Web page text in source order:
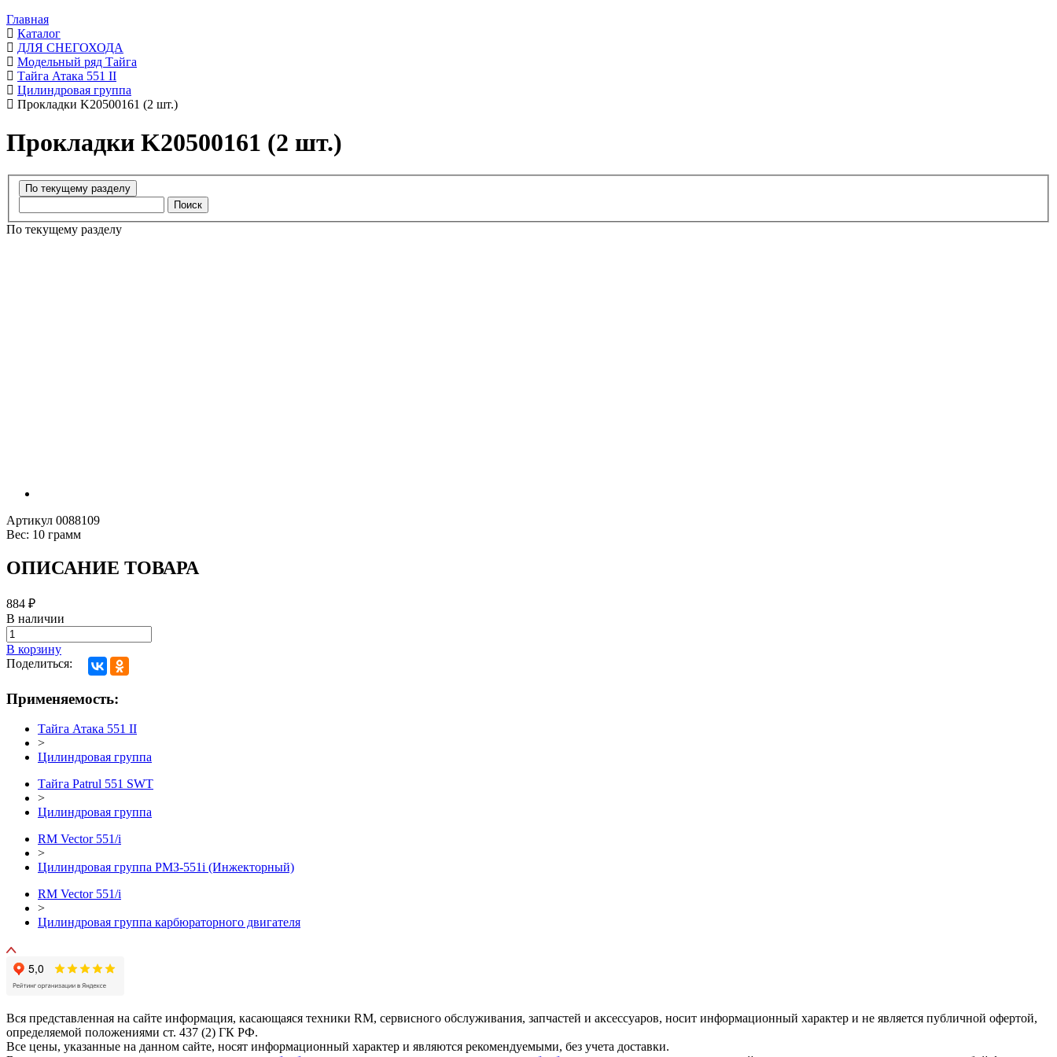
Главная
Каталог
ДЛЯ СНЕГОХОДА
Модельный ряд Тайга
Тайга Атака 551 II
Цилиндровая группа
Прокладки K20500161 (2 шт.)
Прокладки K20500161 (2 шт.)
Поиск
По текущему разделу
Артикул 0088109
Вес: 10 грамм
ОПИСАНИЕ ТОВАРА
884 ₽
В наличии
В корзину
Поделиться:
Применяемость:
Тайга Атака 551 II
>
Цилиндровая группа
Тайга Patrul 551 SWT
>
Цилиндровая группа
RM Vector 551/i
>
Цилиндровая группа РМЗ-551i (Инжекторный)
RM Vector 551/i
>
Цилиндровая группа карбюраторного двигателя
Вся представленная на сайте информация, касающаяся техники RM, сервисного обслуживания, запчастей и аксессуаров, носит информационный характер и не является публичной офертой,
определяемой положениями ст. 437 (2) ГК РФ.
Все цены, указанные на данном сайте, носят информационный характер и являются рекомендуемыми, без учета доставки.